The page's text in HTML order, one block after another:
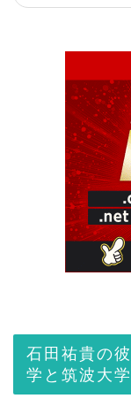
石田祐貴の
学と筑波大